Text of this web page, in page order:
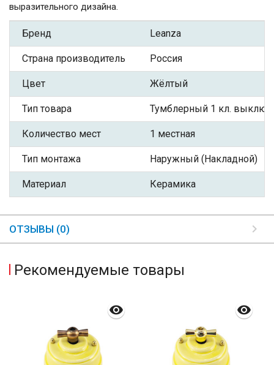
выразительного дизайна.
Бренд Leanza
Страна производитель Россия
Цвет Жёлтый
Тип товара Тумблерный 1 кл.
Количество мест 1 местная
Тип монтажа Наружный (Накладной)
Материал Керамика
ОТЗЫВЫ (0)
Рекомендуемые товары